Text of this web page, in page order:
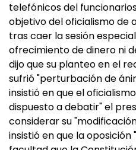
telefónicos del
objetivo del oficialismo de
tras caer la sesión
ofrecimiento de dinero ni
dijo que su planteo en el
sufrió "perturbación de
insistió en que el
dispuesto a debatir" el
considerar su
insistió en que la